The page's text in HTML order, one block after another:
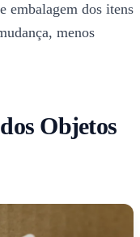
embalagem dos itens
menos
Objetos